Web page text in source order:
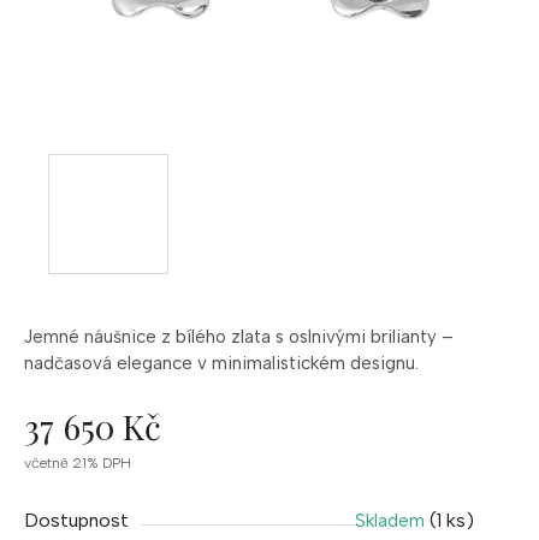
Jemné náušnice z bílého zlata s oslnivými brilianty –
nadčasová elegance v minimalistickém designu.
37 650 Kč
Měrná
včetně 21% DPH
Dostupnost Skladem (1 ks)